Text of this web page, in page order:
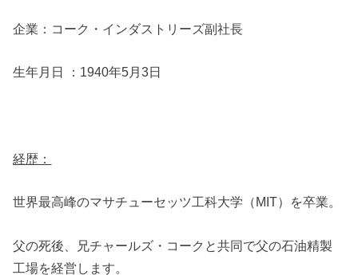
企業：コーク・インダストリーズ副社長
生年月日 ：1940年5月3日
経歴：
世界最高峰のマサチューセッツ工科大学（MIT）を卒業。
父の死後、兄チャールズ・コークと共同で父の石油精製
工場を経営します。